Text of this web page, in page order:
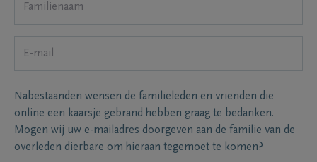
Nabestaanden wensen de familieleden en vrienden die
online een kaarsje gebrand hebben graag te bedanken.
Mogen wij uw e-mailadres doorgeven aan de familie van de
overleden dierbare om hieraan tegemoet te komen?